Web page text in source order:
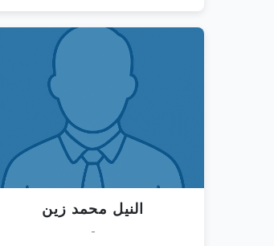
النيل محمد زين
-